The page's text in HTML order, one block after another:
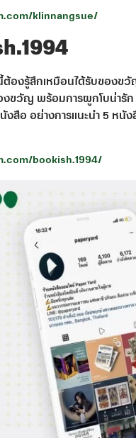
klinnangsue/
ต้องรู้สึกเหมือนได้รับของ
ขวัญ พร้อมการผูกโบน่ารัก
งสือ อย่างการแนะนำ 5 หนั
bookish.1994/